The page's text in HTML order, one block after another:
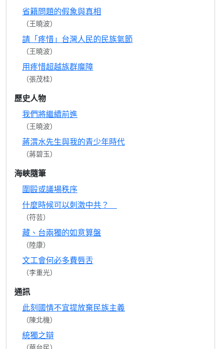
省籍問題的假象與真相
（王曉波）
請「疼惜」台灣人民的民族氣節
（王曉波）
用疼惜超越族群魔障
（張茂桂）
歷史人物
我們將繼續前進
（王曉波）
蔣渭水先生與我的青少年時代
（蔣碧玉）
海峽隨筆
圍毆或議場秩序
什麼時候可以刺激中共？
（符芸）
藏、台兩獨的如意算盤
（陸康）
文工會何必多費唇舌
（李重光）
通訊
此刻國情不宜提放棄民族主義
（陳北機）
統獨之辯